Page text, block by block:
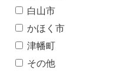
白山市
かほく市
津幡町
その他